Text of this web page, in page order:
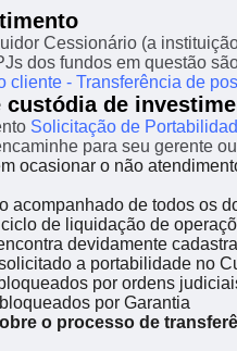
Cessionário (a
dos fundos em questão
cliente - Transferência de
custódia de
Solicitação de
para seu gerente
ocasionar o não
acompanhado de todos os
de liquidação de
devidamente
a portabilidade no
por ordens
por Garantia
o processo de